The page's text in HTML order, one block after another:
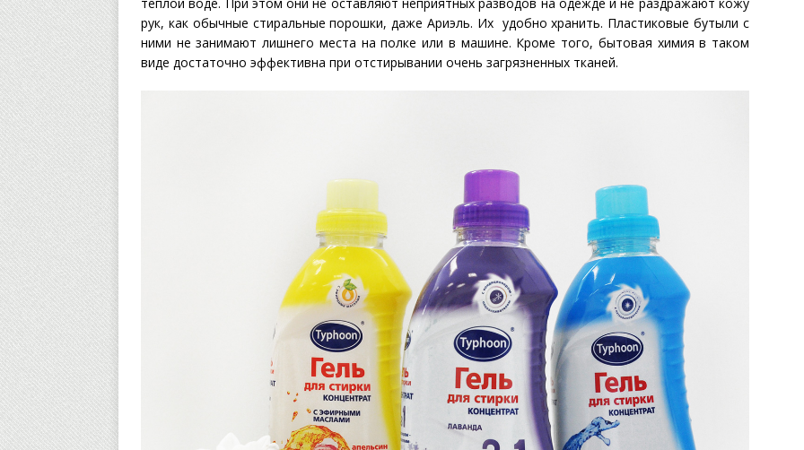
рук, как обычные стиральные порошки, даже Ариэль. Их удобно хранить. Пластиковые бутыли с
ними не занимают лишнего места на полке или в машине. Кроме того, бытовая химия в таком
виде достаточно эффективна при отстирывании очень загрязненных тканей.